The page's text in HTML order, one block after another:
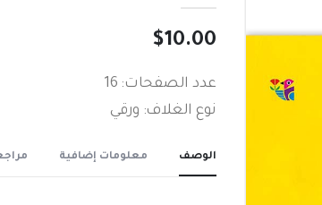
$10.00
عدد الصفحات: 16
نوع الغلاف: ورقي
الوصف معلومات إضافية